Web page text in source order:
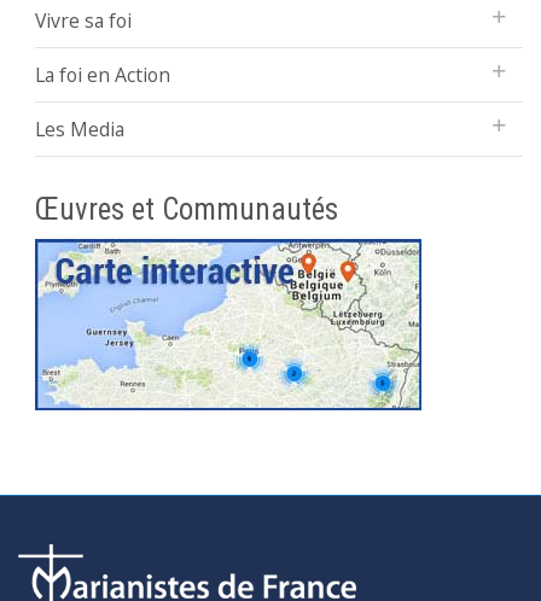
Vivre sa foi
La foi en Action
Les Media
Œuvres et Communautés